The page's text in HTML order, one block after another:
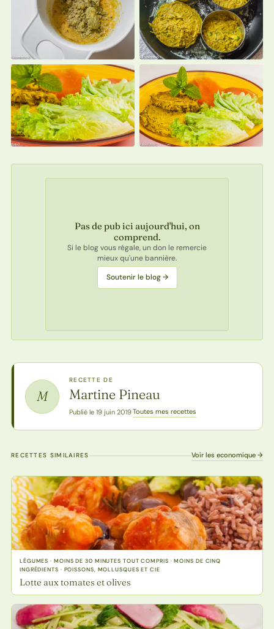
Pas de pub ici aujourd'hui, on
comprend.
Si le blog vous régale, un don le remercie
mieux qu'une bannière.
Soutenir le blog →
M
RECETTE DE
Martine Pineau
Publié le 19 juin 2019·Toutes mes recettes
RECETTES SIMILAIRES Voir les economique →
LÉGUMES · MOINS DE 30 MINUTES TOUT COMPRIS · MOINS DE CINQ
INGRÉDIENTS · POISSONS, MOLLUSQUES ET CIE
Lotte aux tomates et olives